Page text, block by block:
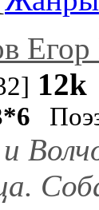
Егор
12k